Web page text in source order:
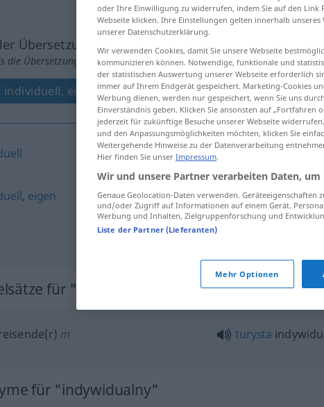
Übersetzungen
die Übersetzung anklicken/antippen)
individuell, eigen, privat
indywidualny
, eigen indywidualny
für "indywidualny"
m turysta
für "indywidualny"
oder Ihre Einwilligung zu widerrufen, indem Sie auf den Link
Webseite klicken. Ihre Einstellungen gelten innerhalb
unserer Datenschutzerklärung.
Wir verwenden Cookies, damit Sie unsere Webseite
kommunizieren können. Notwendige, funktionale und
der statistischen Auswertung unserer Webseite erforderlich
immer auf Ihrem Endgerät gespeichert. Marketing-Cookies
Werbung dienen, werden nur gespeichert, wenn Sie uns
Einverständnis geben. Klicken Sie ansonsten auf „Fortfahren
jederzeit für zukünftige Besuche unserer Webseite
und den Anpassungsmöglichkeiten möchten, klicken Sie
Weitergehende Hinweise zu der Datenverarbeitung
Hier finden Sie unser Impressum.
Wir und unsere Partner verarbeiten Daten,
Genaue Geolocation-Daten verwenden.
und/oder Zugriff auf Informationen auf einem Gerät.
Werbung und Inhalten, Zielgruppenforschung und
Liste der Partner (Lieferanten)
Mehr Optionen